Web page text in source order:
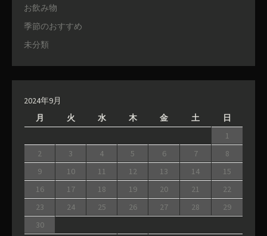
お飲み物
季節のおすすめ
未分類
2024年9月
月
火 水 木 金 土 日
1
2
3 4 5 6 7
8
9
10 11 12 13 14
15
16
17 18 19 20 21
22
23
24 25 26 27 28
29
30